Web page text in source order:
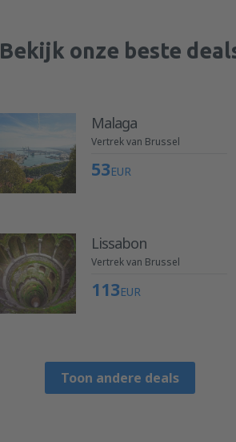
Bekijk onze beste
Malaga
Vertrek van Brussel
53EUR
Lissabon
Vertrek van Brussel
113EUR
Toon andere deals